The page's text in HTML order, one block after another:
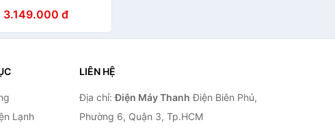
Nóng Máy - Kẹt
3.149.000 đ
Lạnh
LIÊN HỆ
Địa chỉ:Điện Máy Thanh Điện Biên Phủ,
Phường 6, Quận 3, Tp.HCM